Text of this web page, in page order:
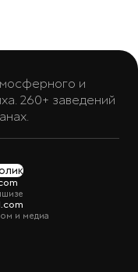
и
260+ заведений
и медиа